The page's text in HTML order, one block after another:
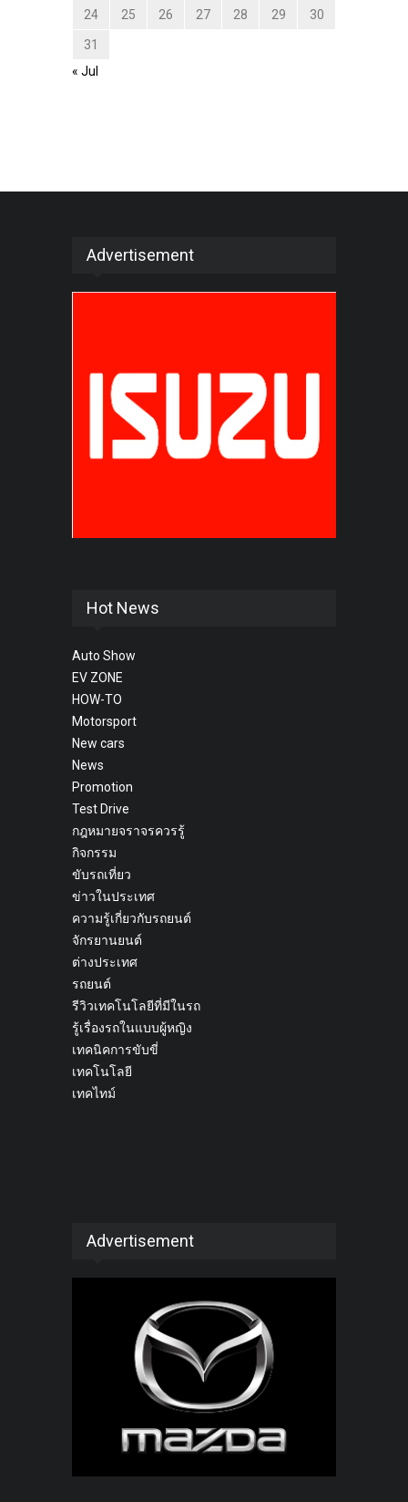
24 25 26 27 28 29 30
31
« Jul
Advertisement
Hot News
Auto Show
EV ZONE
HOW-TO
Motorsport
New cars
News
Promotion
Test Drive
กฎหมายจราจรควรรู้
กิจกรรม
ขับรถเที่ยว
ข่าวในประเทศ
ความรู้เกี่ยวกับรถยนต์
จักรยานยนต์
ต่างประเทศ
รถยนต์
รีวิวเทคโนโลยีที่มีในรถ
รู้เรื่องรถในแบบผู้หญิง
เทคนิคการขับขี่
เทคโนโลยี
เทคไทม์
Advertisement